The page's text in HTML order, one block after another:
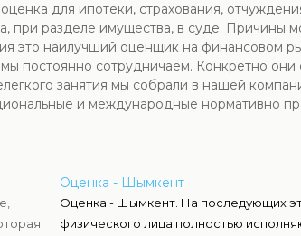
для ипотеки, страхования,
при разделе имущества, в суде. Причины
это наилучший оценщик на финансовом
постоянно сотрудничаем. Конкретно
занятия мы собрали в нашей
и международные нормативно
Оценка - Шымкент
Оценка - Шымкент. На последующих
физического лица полностью